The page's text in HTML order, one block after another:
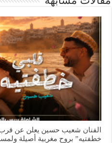
الفنان شعيب حسين يعلن عن قرب
خطفتيه” بروح مغربية أصيلة